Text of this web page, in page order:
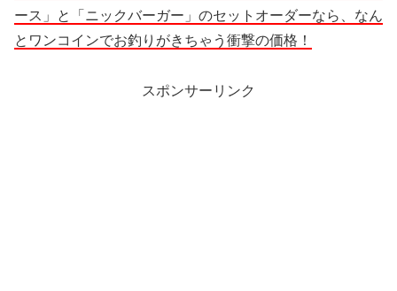
ース」と「ニックバーガー」のセットオーダーなら、なん
とワンコインでお釣りがきちゃう衝撃の価格！
スポンサーリンク